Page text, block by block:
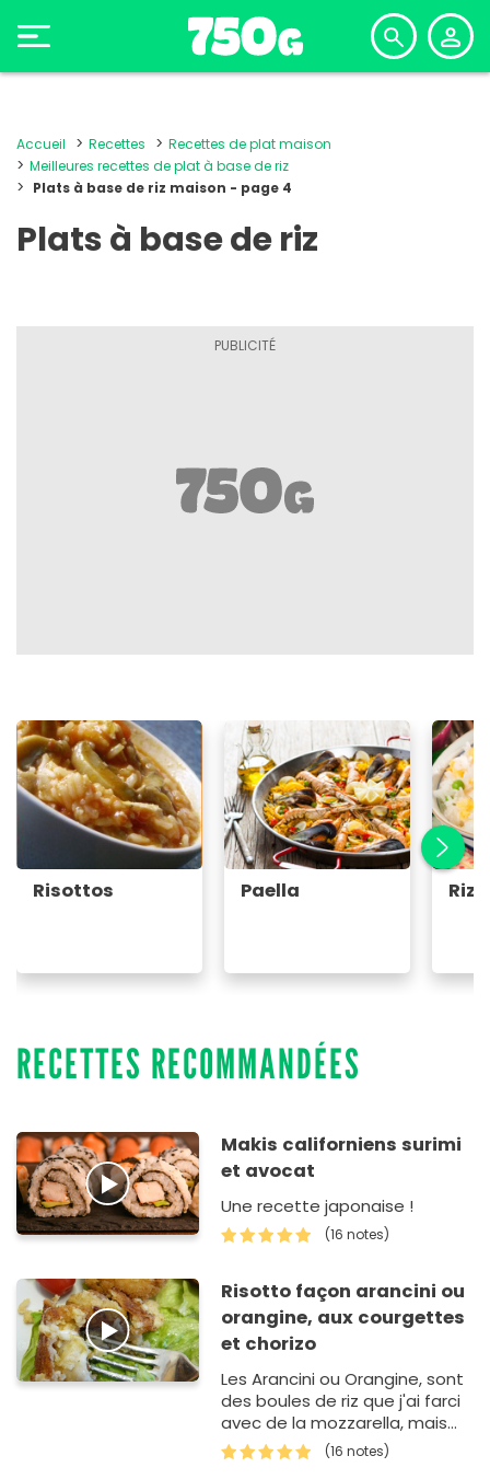
Accueil Recettes
Recettes de plat maison
Meilleures recettes de plat à base de riz
Plats à base de riz maison - page 4
Plats à base de riz
Risottos Paella Riz
RECETTES RECOMMANDÉES
Makis californiens surimi
et avocat
Une recette japonaise !
(16 notes)
Risotto façon arancini ou
orangine, aux courgettes
et chorizo
Les Arancini ou Orangine, sont
des boules de riz que j'ai farci
avec de la mozzarella, mais
qu'on peut farcir à l'infini, très
très bon.
(16 notes)